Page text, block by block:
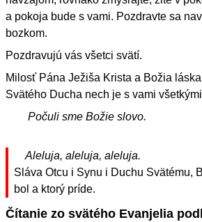
a pokoja bude s vami. Pozdravte sa
bozkom.
Pozdravujú vás všetci svätí.
Milosť Pána Ježiša Krista a Božia
Svätého Ducha nech je s vami
Počuli sme Božie slovo.
Aleluja, aleluja, aleluja.
Sláva Otcu i Synu i Duchu Svätému,
bol a ktorý príde.
Čítanie zo svätého Evanjelia